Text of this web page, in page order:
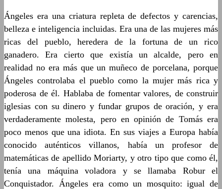
Ángeles era una criatura repleta de defectos y carencias,
belleza e inteligencia incluidas. Era una de las mujeres más
ricas del pueblo, heredera de la fortuna de un rico
ganadero. Era cierto que existía un alcalde, pero en
realidad no era más que un muñeco de porcelana, porque
Ángeles controlaba el pueblo como la mujer más rica y
poderosa de él. Hablaba de fomentar valores, de construir
iglesias con su dinero y fundar grupos de oración, y era
verdaderamente molesta, pero en opinión de Tomás era
poco menos que una idiota. En sus viajes a Europa había
conocido auténticos villanos, había un profesor de
matemáticas de apellido Moriarty, y otro tipo que como él,
tenía una máquina voladora y se llamaba Robur el
Conquistador. Ángeles era como un mosquito: igual de